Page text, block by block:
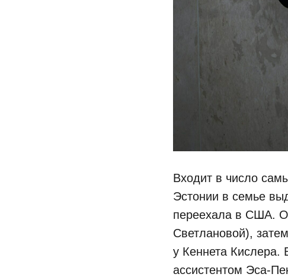
Входит в число
Эстонии в семье
переехала в США.
Светлановой),
у Кеннета Кислера.
ассистентом Эса-